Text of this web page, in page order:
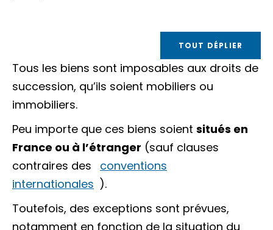
TOUT DÉPLIER
Tous les biens sont imposables aux droits de
succession, qu’ils soient mobiliers ou
immobiliers.
Peu importe que ces biens soient situés en
France ou à l’étranger (sauf clauses
contraires des
conventions
internationales ).
Toutefois, des exceptions sont prévues,
notamment en fonction de la situation du